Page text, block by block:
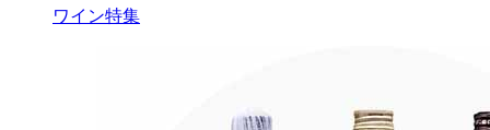
ワイン特集